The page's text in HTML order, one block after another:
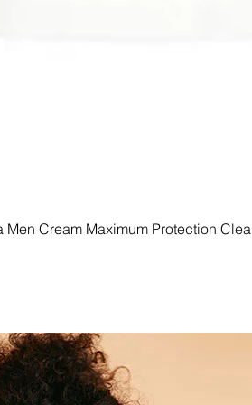
Men Cream Maximum Protection